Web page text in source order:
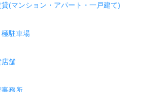
(マンション・アパート・一戸建て)
駐車場
店舗
務所